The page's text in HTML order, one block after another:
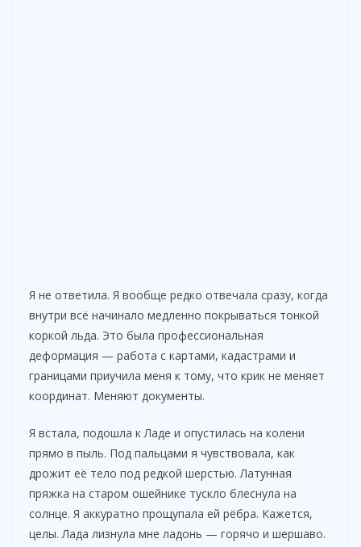
Я не ответила. Я вообще редко отвечала сразу, когда
внутри всё начинало медленно покрываться тонкой
коркой льда. Это была профессиональная
деформация — работа с картами, кадастрами и
границами приучила меня к тому, что крик не меняет
координат. Меняют документы.
Я встала, подошла к Ладе и опустилась на колени
прямо в пыль. Под пальцами я чувствовала, как
дрожит её тело под редкой шерстью. Латунная
пряжка на старом ошейнике тускло блеснула на
солнце. Я аккуратно прощупала ей рёбра. Кажется,
целы. Лада лизнула мне ладонь — горячо и шершаво.